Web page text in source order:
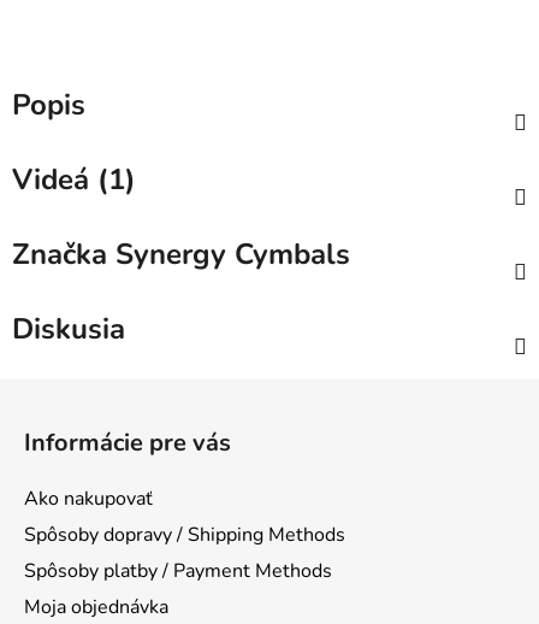
Popis
Videá (1)
Značka Synergy Cymbals
Diskusia
Informácie pre vás
Ako nakupovať
Spôsoby dopravy / Shipping Methods
Spôsoby platby / Payment Methods
Moja objednávka